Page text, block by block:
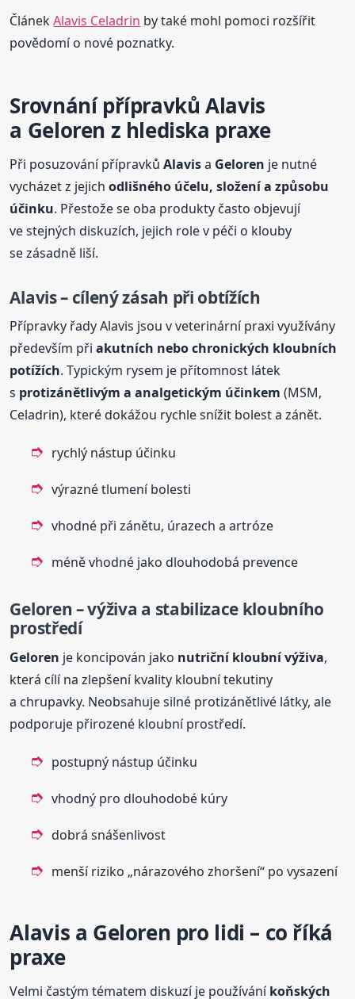
ČlánekAlavis Celadrin by také mohl pomoci rozšířit
povědomí o nové poznatky.
Srovnání přípravků Alavis
a Geloren z hlediska praxe
Při posuzování přípravkůAlavisa Geloren je nutné
vycházet z jejichodlišného účelu, složení a způsobu
účinku. Přestože se oba produkty často objevují
ve stejných diskuzích, jejich role v péči o klouby
se zásadně liší.
Alavis – cílený zásah při obtížích
Přípravky řady Alavis jsou v veterinární praxi využívány
především přiakutních nebo chronických kloubních
potížích. Typickým rysem je přítomnost látek
s protizánětlivým a analgetickým účinkem (MSM,
Celadrin), které dokážou rychle snížit bolest a zánět.
rychlý nástup účinku
výrazné tlumení bolesti
vhodné při zánětu, úrazech a artróze
méně vhodné jako dlouhodobá prevence
Geloren – výživa a stabilizace kloubního
prostředí
Geloren je koncipován jako nutriční kloubní výživa,
která cílí na zlepšení kvality kloubní tekutiny
a chrupavky. Neobsahuje silné protizánětlivé látky, ale
podporuje přirozené kloubní prostředí.
postupný nástup účinku
vhodný pro dlouhodobé kúry
dobrá snášenlivost
menší riziko „nárazového zhoršení“ po vysazení
Alavis a Geloren pro lidi – co říká
praxe
Velmi častým tématem diskuzí je používáníkoňských